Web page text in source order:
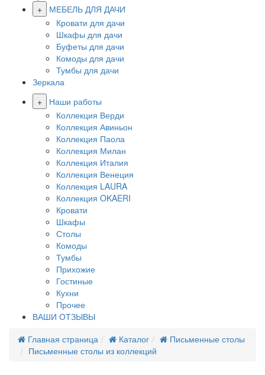
+
МЕБЕЛЬ ДЛЯ ДАЧИ
Кровати для дачи
Шкафы для дачи
Буфеты для дачи
Комоды для дачи
Тумбы для дачи
Зеркала
+
Наши работы
Коллекция Верди
Коллекция Авиньон
Коллекция Паола
Коллекция Милан
Коллекция Италия
Коллекция Венеция
Коллекция LAURA
Коллекция OKAERI
Кровати
Шкафы
Столы
Комоды
Тумбы
Прихожие
Гостиные
Кухни
Прочее
ВАШИ ОТЗЫВЫ
Главная страница
Каталог
Письменные столы
Письменные столы из коллекций